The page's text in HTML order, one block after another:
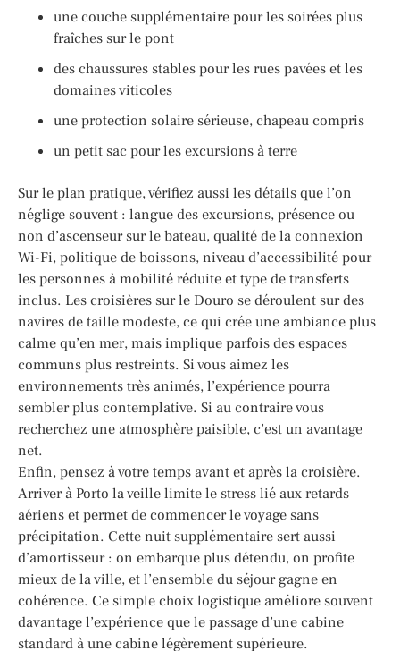
une couche supplémentaire pour les soirées plus
fraîches sur le pont
des chaussures stables pour les rues pavées et les
domaines viticoles
une protection solaire sérieuse, chapeau compris
un petit sac pour les excursions à terre
Sur le plan pratique, vérifiez aussi les détails que l’on
néglige souvent : langue des excursions, présence ou
non d’ascenseur sur le bateau, qualité de la connexion
Wi-Fi, politique de boissons, niveau d’accessibilité pour
les personnes à mobilité réduite et type de transferts
inclus. Les croisières sur le Douro se déroulent sur des
navires de taille modeste, ce qui crée une ambiance plus
calme qu’en mer, mais implique parfois des espaces
communs plus restreints. Si vous aimez les
environnements très animés, l’expérience pourra
sembler plus contemplative. Si au contraire vous
recherchez une atmosphère paisible, c’est un avantage
net.
Enfin, pensez à votre temps avant et après la croisière.
Arriver à Porto la veille limite le stress lié aux retards
aériens et permet de commencer le voyage sans
précipitation. Cette nuit supplémentaire sert aussi
d’amortisseur : on embarque plus détendu, on profite
mieux de la ville, et l’ensemble du séjour gagne en
cohérence. Ce simple choix logistique améliore souvent
davantage l’expérience que le passage d’une cabine
standard à une cabine légèrement supérieure.